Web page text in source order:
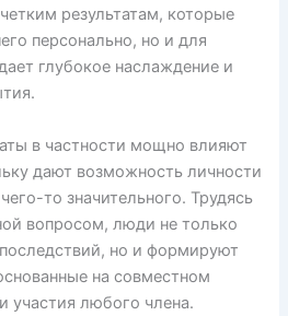
результатам, которые
персонально, но и для
глубокое наслаждение и
в частности мощно влияют
дают возможность личности
то значительного. Трудясь
вопросом, люди не только
но и формируют
на совместном
участия любого члена.